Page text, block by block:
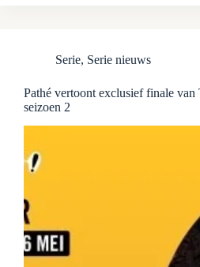
Serie, Serie nieuws
Pathé vertoont exclusief finale
seizoen 2